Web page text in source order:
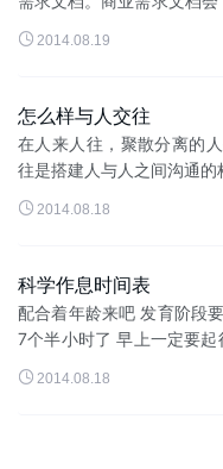
有可能，我将获得与投资
投资人的兴趣。我写商业...
 2014.08.19
怎么样与人交往
在人来人往，聚散分离的
往是搭建人与人之间沟通
水，不显能，不露富，不
处低调些，会有好人缘，...
 2014.08.18
科学作息时间表
配合着年龄来吧 发育阶段
7个半小时了 早上一定要
然后洗漱完了之后吃个丰
是...
 2014.08.18